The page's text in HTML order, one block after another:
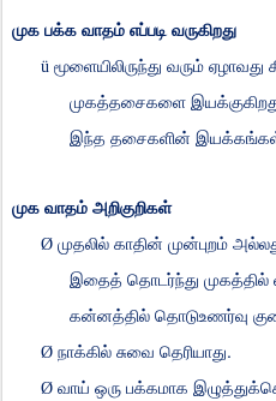
முக பக்க வாதம் எப்படி வருகிறது
ü மூளையிலிருந்து வரும் ஏழாவது
முகத்தசைகளை
இந்த தசைகளின்
முக வாதம் அறிகுறிகள்
Ø முதலில் காதின் முன்புறம்
இதைத் தொடர்ந்து முகத்தில்
கன்னத்தில் தொடுஉணர்வு
Ø நாக்கில் சுவை தெரியாது.
Ø வாய் ஒரு பக்கமாக